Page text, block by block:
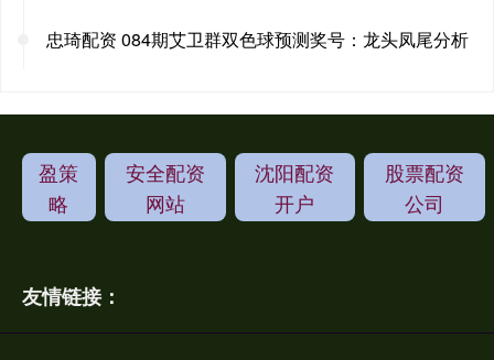
忠琦配资 084期艾卫群双色球预测奖号：龙头凤尾分析
盈策
略
安全配资
网站
沈阳配资
开户
股票配资
公司
友情链接：